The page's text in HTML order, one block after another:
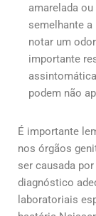
amarelada
semelhante
notar um
importante
podem não
É importante
nos órgãos
ser causada
diagnóstico
laboratoriais